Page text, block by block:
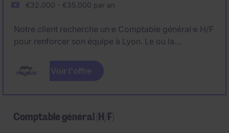
€32.000 - €35.000 par an
Notre client recherche un·e Comptable général·e H/F
pour renforcer son équipe à Lyon. Le ou la
des opérations comptables et participe aux clôtures
dans un environnement dynamique et challengeant.
Voir l'offre
Comptable général (H/F)